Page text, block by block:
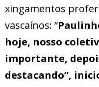
xingamentos
vascaínos: “
hoje, nosso
importante,
destacando”,